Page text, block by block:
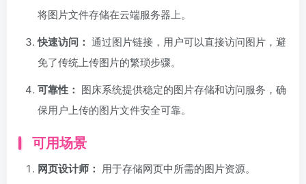
将图片文件存储在云端服务器上。
快速访问： 通过图片链接，用户可以直接访问图片，避
免了传统上传图片的繁琐步骤。
可靠性： 图床系统提供稳定的图片存储和访问服务，确
保用户上传的图片文件安全可靠。
可用场景
网页设计师： 用于存储网页中所需的图片资源。